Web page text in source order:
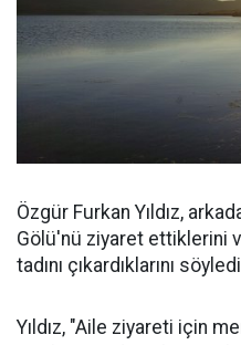
Özgür Furkan Yıldız,
Gölü'nü ziyaret ettiklerini
tadını çıkardıklarını
Yıldız, "Aile ziyareti için